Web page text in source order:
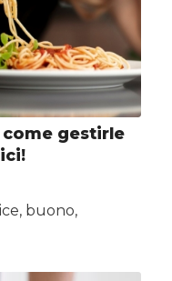
gestirle
buono,